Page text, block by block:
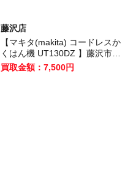
藤沢店
【マキタ(makita) コードレスか
くはん機 UT130DZ 】藤沢市の
お客様から買取させていただき
ました！
買取金額：7,500円